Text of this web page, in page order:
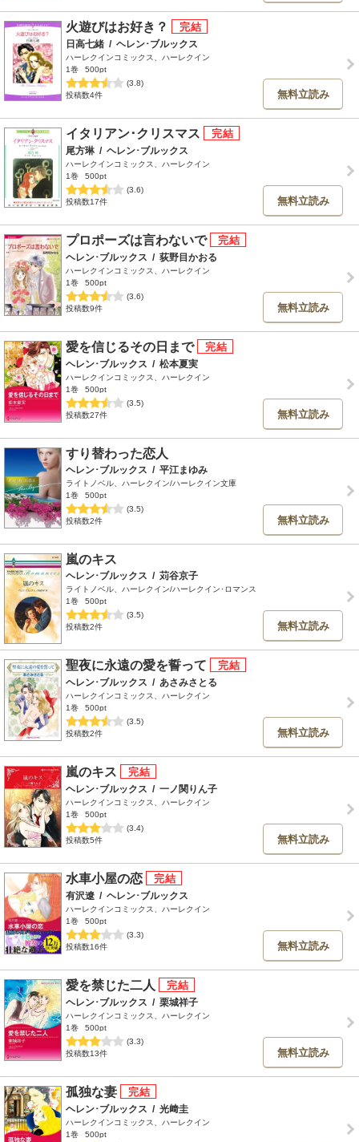
火遊びはお好き？
日高七緒 / ヘレン･ブルックス
ハーレクインコミックス、ハーレクイン
1巻
500pt
(3.8)
投稿数4件
無料立読み
イタリアン･クリスマス
尾方琳 / ヘレン･ブルックス
ハーレクインコミックス、ハーレクイン
1巻
500pt
(3.6)
投稿数17件
無料立読み
プロポーズは言わないで
ヘレン･ブルックス / 荻野目かおる
ハーレクインコミックス、ハーレクイン
1巻
500pt
(3.6)
投稿数9件
無料立読み
愛を信じるその日まで
ヘレン･ブルックス / 松本夏実
ハーレクインコミックス、ハーレクイン
1巻
500pt
(3.5)
投稿数27件
無料立読み
すり替わった恋人
ヘレン･ブルックス / 平江まゆみ
ライトノベル、ハーレクイン/ハーレクイン文庫
1巻
500pt
(3.5)
投稿数2件
無料立読み
嵐のキス
ヘレン･ブルックス / 苅谷京子
ライトノベル、ハーレクイン/ハーレクイン･ロマンス
1巻
500pt
(3.5)
投稿数2件
無料立読み
聖夜に永遠の愛を誓って
ヘレン･ブルックス / あさみさとる
ハーレクインコミックス、ハーレクイン
1巻
500pt
(3.5)
投稿数2件
無料立読み
嵐のキス
ヘレン･ブルックス / 一ノ関りん子
ハーレクインコミックス、ハーレクイン
1巻
500pt
(3.4)
投稿数5件
無料立読み
水車小屋の恋
有沢遼 / ヘレン･ブルックス
ハーレクインコミックス、ハーレクイン
1巻
500pt
(3.3)
投稿数16件
無料立読み
愛を禁じた二人
ヘレン･ブルックス / 栗城祥子
ハーレクインコミックス、ハーレクイン
1巻
500pt
(3.3)
投稿数13件
無料立読み
孤独な妻
ヘレン･ブルックス / 光﨑圭
ハーレクインコミックス、ハーレクイン
1巻
500pt